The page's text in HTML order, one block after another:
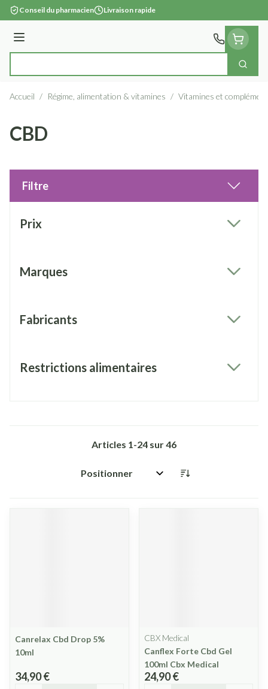
Aller au contenu
Conseil du pharmacien Livraison rapide
Menu
Accueil / Régime, alimentation & vitamines / Vitamines et
CBD
Filtre
Prix
Marques
Fabricants
Restrictions alimentaires
Articles 1-24 sur46
Trier par:
Canrelax Cbd Drop 5%
10ml
34,90 €
CBX Medical
Canflex Forte Cbd Gel
100ml Cbx Medical
24,90 €